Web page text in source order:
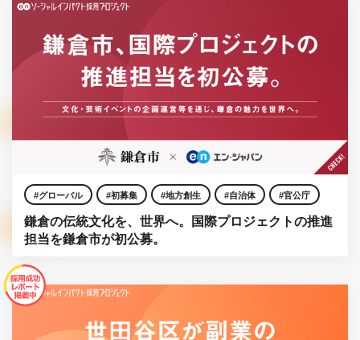
グローバル 初募集 地方創生 自治体 官公庁
鎌倉の伝統文化を、世界へ。国際プロジェクトの推進
担当を鎌倉市が初公募。